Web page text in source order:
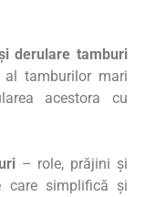
derulare tamburi
tamburilor mari
acestora cu
– role, prăjini și
care simplifică și